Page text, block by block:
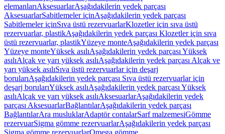
elemanlarıAksesuarlarAşağıdakilerin yedek parçası
AksesuarlarSabitlemeler içinAşağıdakilerin yedek parçası
Sabitlemeler içinSıva üstü rezervuarlarKlozetler için sıva üstü
rezervuarlar, plastikAşağıdakilerin yedek parçası Klozetler için sıva
üstü rezervuarlar, plastikYüzeye monteAşağıdakilerin yedek parçası
Yüzeye monteYüksek asılıAşağıdakilerin yedek parçası Yüksek
asılıAlçak ve yarı yüksek asılıAşağıdakilerin yedek parçası Alçak ve
yarı yüksek asılıSıva üstü rezervuarlar için deşarj
borularıAşağıdakilerin yedek parçası Sıva üstü rezervuarlar için
deşarj borularıYüksek asılıAşağıdakilerin yedek parçası Yüksek
asılıAlçak ve yarı yüksek asılıAksesuarlarAşağıdakilerin yedek
parçası AksesuarlarBağlantılarAşağıdakilerin yedek parçası
BağlantılarAra musluklarAdaptör contalarSarf malzemesiGömme
rezervuarSigma gömme rezervuarlarAşağıdakilerin yedek parçası
Sigma gömme rezervuarlarOmega gömme